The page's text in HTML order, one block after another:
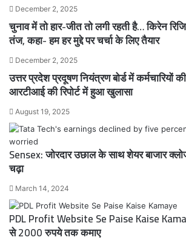
December 2, 2025
चुनाव में तो हार-जीत तो लगी रहती है… किरेन
तंज, कहा- हम हर मुद्दे पर चर्चा के लिए तैयार
December 2, 2025
उत्तर प्रदेश प्रदूषण नियंत्रण बोर्ड में कर्मचारियों
आरटीआई की रिपोर्ट में हुआ खुलासा
August 19, 2025
Sensex: जोरदार उछाल के साथ शेयर बाजार
चढ़ा
March 14, 2024
PDL Profit Website Se Paise Kaise
से 2000 रुपये तक कमाए